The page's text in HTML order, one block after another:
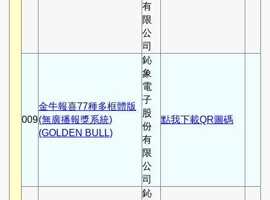
有
限
公
司
009
金牛報喜77種多框體版
(無廣播報獎系統)
(GOLDEN BULL)
鈊
象
電
子
股
份
有
限
公
司
點我下載QR圖碼
鈊